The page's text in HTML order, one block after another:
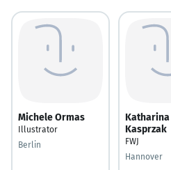
Michele Ormas
Illustrator
Berlin
Katharina
Kasprzak
FWJ
Hannover